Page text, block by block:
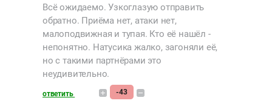
Всё ожидаемо. Узкоглазую отправить
обратно. Приёма нет, атаки нет,
малоподвижная и тупая. Кто её нашёл -
непонятно. Натусика жалко, загоняли её,
но с такими партнёрами это
неудивительно.
ответить -43